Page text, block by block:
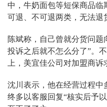
中，牛奶面包等短保商品
可退、不可退两类，无法退
陈斌称，自己曾就分货问题
投诉之后就不怎么分了”。
上，美宜佳公司对加盟商诉
沈川表示，他在经营过程中
终多以客服回复“核实后予